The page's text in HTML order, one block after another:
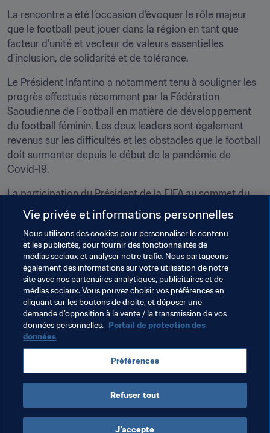
La rencontre a été l’occasion d’évoquer le rôle majeur
que le football peut jouer dans la région en tant que
facteur d’unité et vecteur de valeurs essentielles
d’inclusion, de solidarité et de tolérance.
Le Président Infantino a notamment tenu à souligner les
progrès effectués récemment par la Fédération
Saoudienne de Football en matière de développement
du football féminin. Les deux leaders sont également
revenus sur les difficultés et les obstacles que le football
doit surmonter depuis le début de la pandémie de
Covid-19.
La participation du Président de la FIFA au sommet du
CCG s’inscrit dans le cadre d’une visite de deux jours en
Arabie saoudite comportant également des entrevues
avec Yasser al-Misehal, président de la Fédération
Saoudienne de Football, et avec Son Altesse Royale le
prince Abdelaziz ben Turki al-Fayçal, ministre saoudien
des Sports, ainsi que des visites d’installations sportives.
Thèmes en lien
Président de la FIFA Organisation
Saudi Arabia
Vie privée et informations personnelles
Nous utilisons des cookies pour personnaliser le contenu
et les publicités, pour fournir des fonctionnalités de
médias sociaux et analyser notre trafic. Nous partageons
également des informations sur votre utilisation de notre
site avec nos partenaires analytiques, publicitaires et de
médias sociaux. Vous pouvez choisir vos préférences en
cliquant sur les boutons de droite, et déposer une
demande d’opposition à la vente / la transmission de vos
données personnelles. Portail de protection des
données
Préférences
Refuser tout
J’accepte